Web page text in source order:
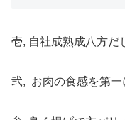
壱, 自社成熟成八方だ
弐, お肉の食感を第一